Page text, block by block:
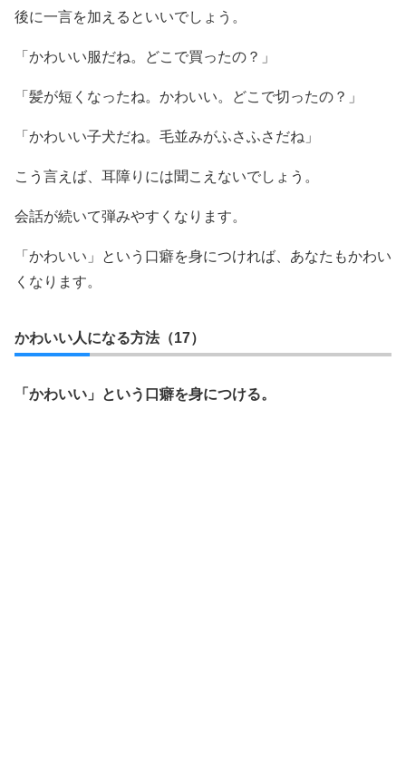
後に一言を加えるといいでしょう。
「かわいい服だね。どこで買ったの？」
「髪が短くなったね。かわいい。どこで切ったの？」
「かわいい子犬だね。毛並みがふさふさだね」
こう言えば、耳障りには聞こえないでしょう。
会話が続いて弾みやすくなります。
「かわいい」という口癖を身につければ、あなたもかわい
くなります。
かわいい人になる方法（17）
「かわいい」という口癖を身につける。